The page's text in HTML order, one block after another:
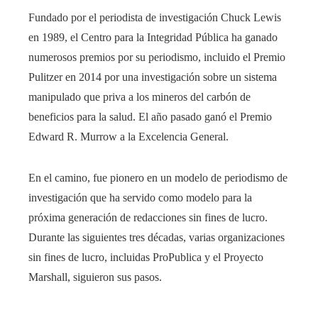
Fundado por el periodista de investigación Chuck Lewis
en 1989, el Centro para la Integridad Pública ha ganado
numerosos premios por su periodismo, incluido el Premio
Pulitzer en 2014 por una investigación sobre un sistema
manipulado que priva a los mineros del carbón de
beneficios para la salud. El año pasado ganó el Premio
Edward R. Murrow a la Excelencia General.
En el camino, fue pionero en un modelo de periodismo de
investigación que ha servido como modelo para la
próxima generación de redacciones sin fines de lucro.
Durante las siguientes tres décadas, varias organizaciones
sin fines de lucro, incluidas ProPublica y el Proyecto
Marshall, siguieron sus pasos.